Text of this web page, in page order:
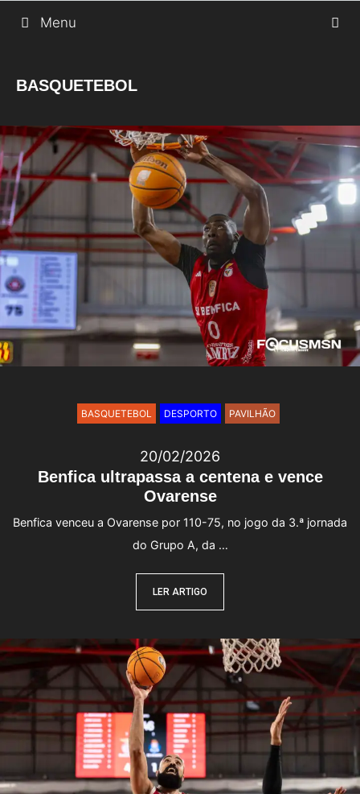
Menu
BASQUETEBOL
Benfica ultrapassa a centena e vence
Ovarense
20/02/2026
Benfica venceu a Ovarense por 110-75, no jogo da 3.ª jornada
do Grupo A, da …
LER ARTIGO
BASQUETEBOL DESPORTO PAVILHÃO